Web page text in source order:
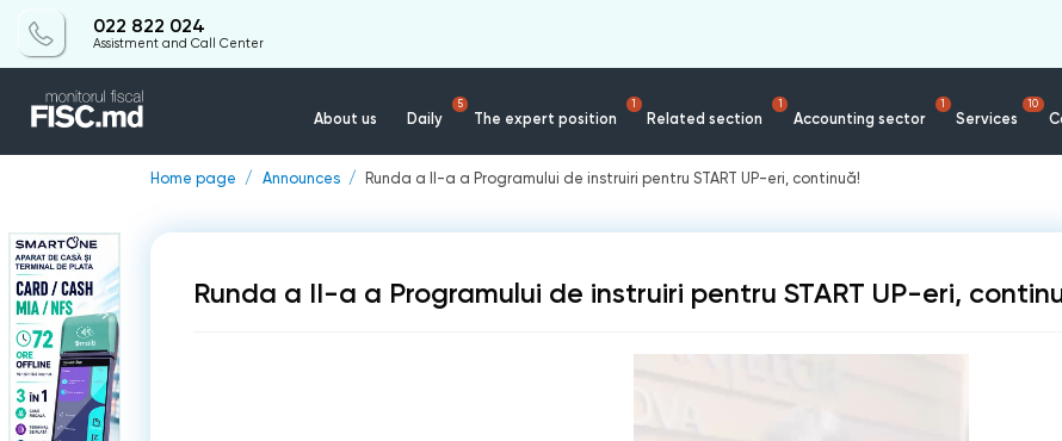
022 822 024
Assistment and Call Center
About us Daily
5
The expert position
1
Related section
1
Accounting sector
1
Services
10
Home page Announces Runda a II-a a Programului de instruiri pentru START UP-eri, continuă!
Runda a II-a a Programului de instruiri pentru START UP-eri,